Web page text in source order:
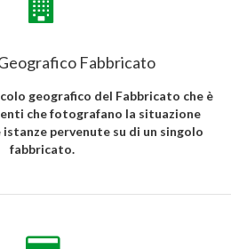
Fabbricato
geografico del Fabbricato che è
che fotografano la situazione
pervenute su di un singolo
fabbricato.